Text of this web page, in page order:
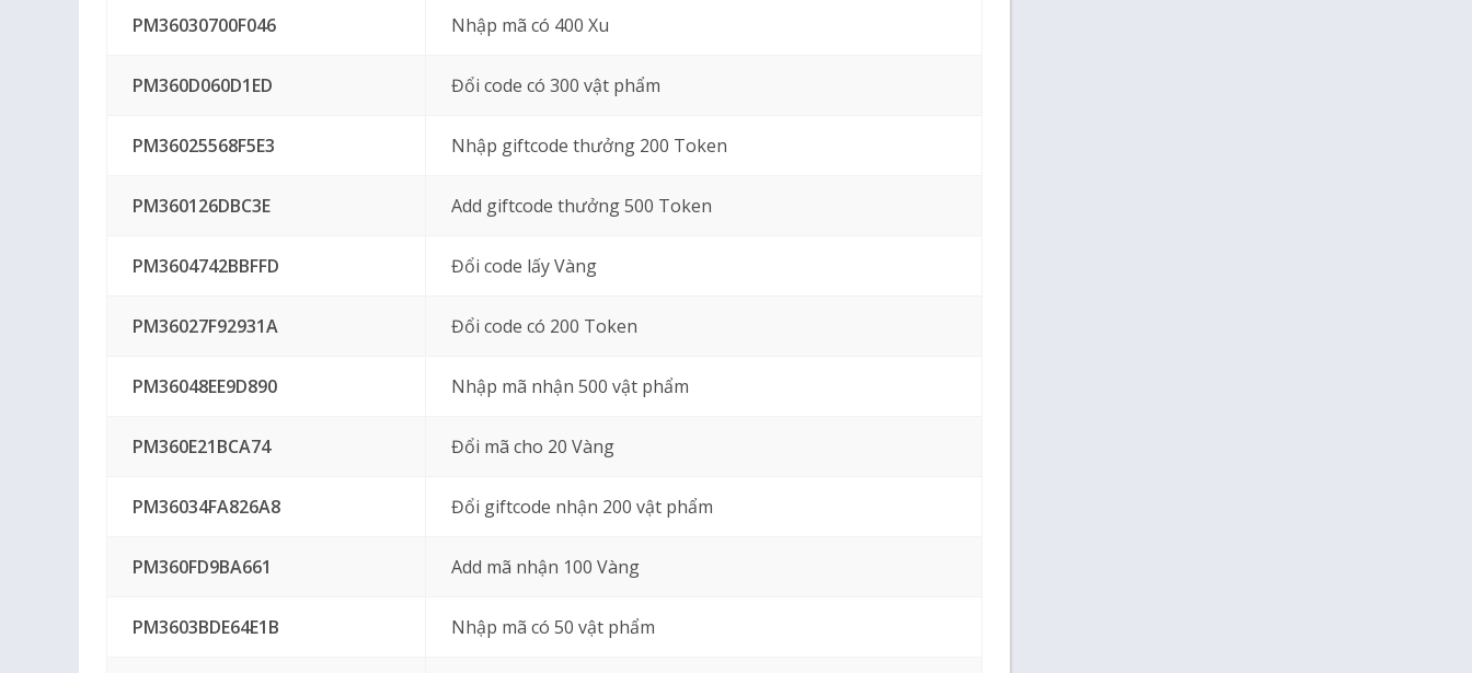
PM36030700F046 Nhập mã có 400 Xu
PM360D060D1ED Đổi code có 300 vật phẩm
PM36025568F5E3 Nhập giftcode thưởng 200 Token
PM360126DBC3E Add giftcode thưởng 500 Token
PM3604742BBFFD Đổi code lấy Vàng
PM36027F92931A Đổi code có 200 Token
PM36048EE9D890 Nhập mã nhận 500 vật phẩm
PM360E21BCA74 Đổi mã cho 20 Vàng
PM36034FA826A8 Đổi giftcode nhận 200 vật phẩm
PM360FD9BA661 Add mã nhận 100 Vàng
PM3603BDE64E1B Nhập mã có 50 vật phẩm